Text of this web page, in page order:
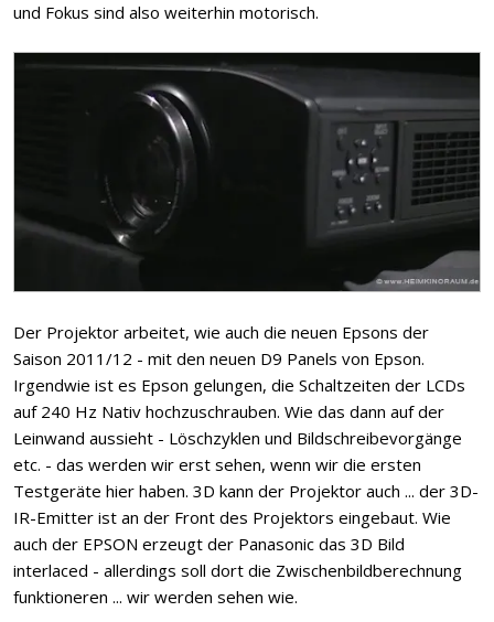
und Fokus sind also weiterhin motorisch.
Der Projektor arbeitet, wie auch die neuen Epsons der
Saison 2011/12 - mit den neuen D9 Panels von Epson.
Irgendwie ist es Epson gelungen, die Schaltzeiten der LCDs
auf 240 Hz Nativ hochzuschrauben. Wie das dann auf der
Leinwand aussieht - Löschzyklen und Bildschreibevorgänge
etc. - das werden wir erst sehen, wenn wir die ersten
Testgeräte hier haben. 3D kann der Projektor auch ... der 3D-
IR-Emitter ist an der Front des Projektors eingebaut. Wie
auch der EPSON erzeugt der Panasonic das 3D Bild
interlaced - allerdings soll dort die Zwischenbildberechnung
funktioneren ... wir werden sehen wie.